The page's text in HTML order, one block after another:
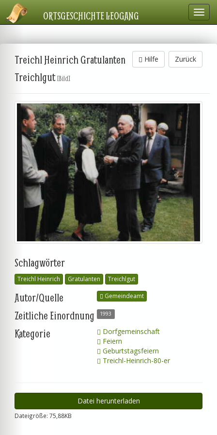
ORTSGESCHICHTE LEOGANG
Zurück
Hilfe
Treichl Heinrich Gratulanten
Treichlgut[Bild]
Schlagwörter
Treichl Heinrich Gratulanten Treichlgut
Autor/Quelle Gemeindeamt
Zeitliche Einordnung 1993
Kategorie
Dorfgemeinschaft
Feiern
Geburtstagsfeiern
Treichl-Heinrich-80-er
Datei herunterladen
Dateigröße: 75,88KB